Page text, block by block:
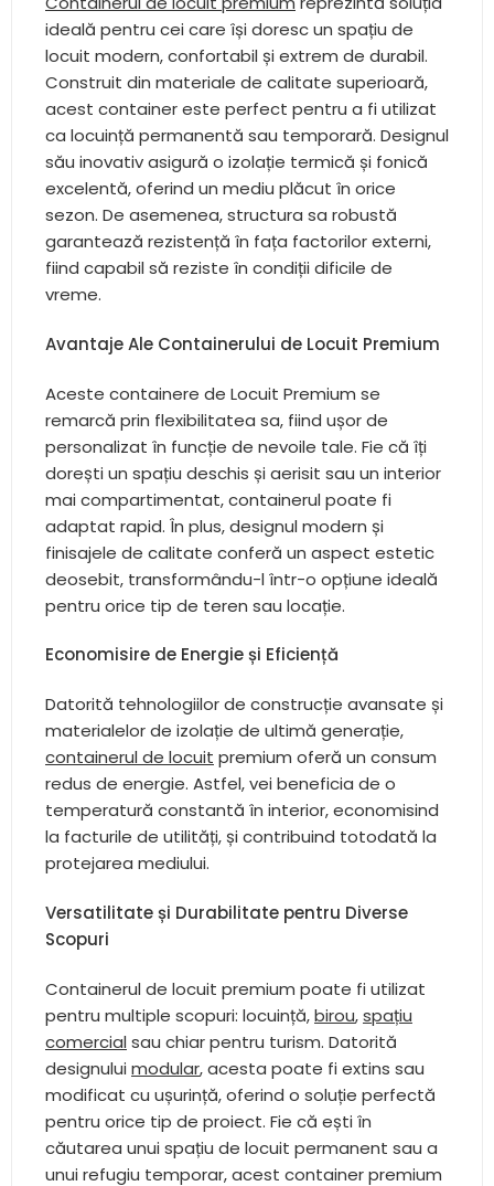
Containerul de locuit premiumreprezintă soluția
ideală pentru cei care își doresc un spațiu de
locuit modern, confortabil și extrem de durabil.
Construit din materiale de calitate superioară,
acest container este perfect pentru a fi utilizat
ca locuință permanentă sau temporară. Designul
său inovativ asigură o izolație termică și fonică
excelentă, oferind un mediu plăcut în orice
sezon. De asemenea, structura sa robustă
garantează rezistență în fața factorilor externi,
fiind capabil să reziste în condiții dificile de
Aceste containere de Locuit Premium se
remarcă prin flexibilitatea sa, fiind ușor de
personalizat în funcție de nevoile tale. Fie că îți
dorești un spațiu deschis și aerisit sau un interior
mai compartimentat, containerul poate fi
adaptat rapid. În plus, designul modern și
finisajele de calitate conferă un aspect estetic
deosebit, transformându-l într-o opțiune ideală
Datorită tehnologiilor de construcție avansate și
materialelor de izolație de ultimă generație,
containerul de locuitpremium oferă un consum
redus de energie. Astfel, vei beneficia de o
temperatură constantă în interior, economisind
la facturile de utilități, și contribuind totodată la
Versatilitate și Durabilitate pentru Diverse
Containerul de locuit premium poate fi utilizat
pentru multiple scopuri: locuință,birou,spațiu
comercial sau chiar pentru turism. Datorită
designuluimodular, acesta poate fi extins sau
modificat cu ușurință, oferind o soluție perfectă
pentru orice tip de proiect. Fie că ești în
căutarea unui spațiu de locuit permanent sau a